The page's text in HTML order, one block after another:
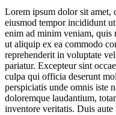
Lorem ipsum dolor sit amet,
eiusmod tempor incididunt
enim ad minim veniam, quis
ut aliquip ex ea commodo
reprehenderit in voluptate
pariatur. Excepteur sint
culpa qui officia deserunt
perspiciatis unde omnis iste
doloremque laudantium,
inventore veritatis. Duis